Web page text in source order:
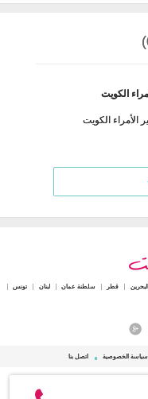
الكويت
الأمراء الكويت
البحرين قطر سلطنة عمان لبنان تونس
سياسة الخصوصية اتصل بنا